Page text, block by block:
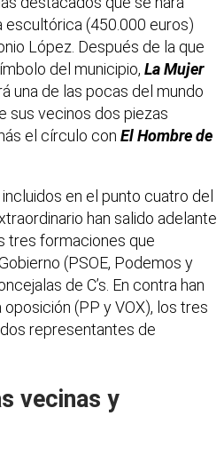
escultórica (450.000 euros)
López. Después de la que
del municipio, La Mujer
una de las pocas del mundo
sus vecinos dos piezas
el círculo con El Hombre de
en el punto cuatro del
han salido adelante
tres formaciones que
(PSOE, Podemos y
de C’s. En contra han
(PP y VOX), los tres
representantes de
vecinas y